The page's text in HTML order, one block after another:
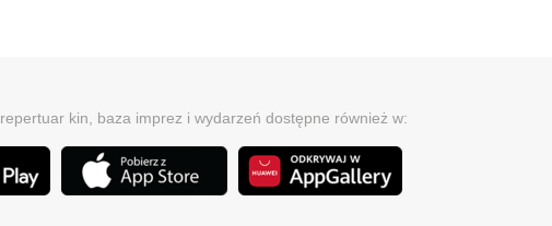
repertuar kin, baza imprez i wydarzeń dostępne również w: